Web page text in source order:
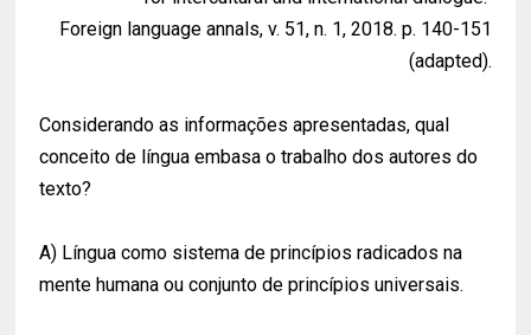
Foreign language annals, v. 51, n. 1, 2018. p. 140-151
(adapted).
Considerando as informações apresentadas, qual
conceito de língua embasa o trabalho dos autores do
texto?
A) Língua como sistema de princípios radicados na
mente humana ou conjunto de princípios universais.